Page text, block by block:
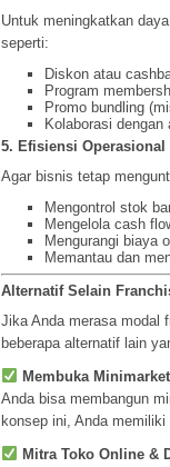
Untuk meningkatkan
seperti:
Diskon atau
Program
Promo bundling
Kolaborasi
5. Efisiensi Operasional
Agar bisnis tetap
Mengontrol stok
Mengelola cash
Mengurangi biaya
Memantau dan
Alternatif Selain
Jika Anda merasa modal
beberapa alternatif lain
Membuka
Anda bisa membangun
konsep ini, Anda
Mitra Toko Online &